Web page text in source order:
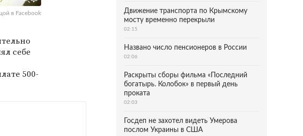
в Facebook
себе
500-
Движение транспорта по Крымскому
мосту временно перекрыли
02:15
Названо число пенсионеров в России
02:06
Раскрыты сборы фильма «Последний
богатырь. Колобок» в первый день
проката
02:03
Госдеп не захотел видеть Умерова
послом Украины в США